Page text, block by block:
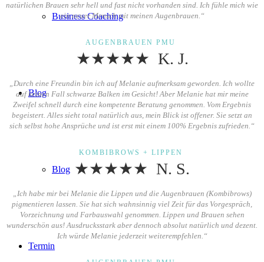
Business Coaching
Blog
Blog
Termin
natürlichen Brauen sehr hell und fast nicht vorhanden sind. Ich fühle mich wie
ein neuer Mensch mit meinen Augenbrauen.“
AUGENBRAUEN PMU
★★★★★ K. J.
„Durch eine Freundin bin ich auf Melanie aufmerksam geworden. Ich wollte
auf keinen Fall schwarze Balken im Gesicht! Aber Melanie hat mir meine
Zweifel schnell durch eine kompetente Beratung genommen. Vom Ergebnis
begeistert. Alles sieht total natürlich aus, mein Blick ist offener. Sie setzt an
sich selbst hohe Ansprüche und ist erst mit einem 100% Ergebnis zufrieden.“
KOMBIBROWS + LIPPEN
★★★★★ N. S.
„Ich habe mir bei Melanie die Lippen und die Augenbrauen (Kombibrows)
pigmentieren lassen. Sie hat sich wahnsinnig viel Zeit für das Vorgespräch,
Vorzeichnung und Farbauswahl genommen. Lippen und Brauen sehen
wunderschön aus! Ausdrucksstark aber dennoch absolut natürlich und dezent.
Ich würde Melanie jederzeit weiterempfehlen.“